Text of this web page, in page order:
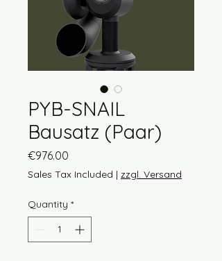
PYB-SNAIL
Bausatz (Paar)
€976.00
Sales Tax Included | zzgl. Versand
Quantity *